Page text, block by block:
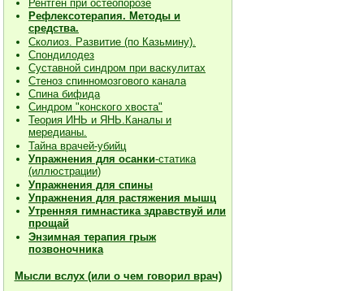
Рентген при остеопорозе
Рефлексотерапия. Методы и
средства.
Сколиоз. Развитие (по Казьмину).
Спондилодез
Суставной синдром при васкулитах
Стеноз спинномозгового канала
Спина бифида
Синдром "конского хвоста"
Теория ИНЬ и ЯНЬ.Каналы и
мередианы.
Тайна врачей-убийц
Упражнения для осанки-статика
(иллюстрации)
Упражнения для спины
Упражнения для растяжения мышц
Утренняя гимнастика здравствуй или
прощай
Энзимная терапия грыж
позвоночника
Мысли вслух (или о чем говорил врач)